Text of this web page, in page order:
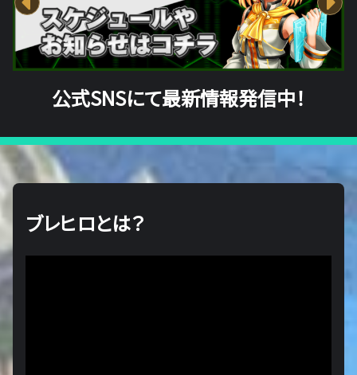
公式SNSにて最新情報発信中！
ブレヒロとは？